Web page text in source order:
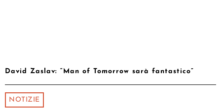
David Zaslav: “Man of Tomorrow sarà fantastico”
NOTIZIE